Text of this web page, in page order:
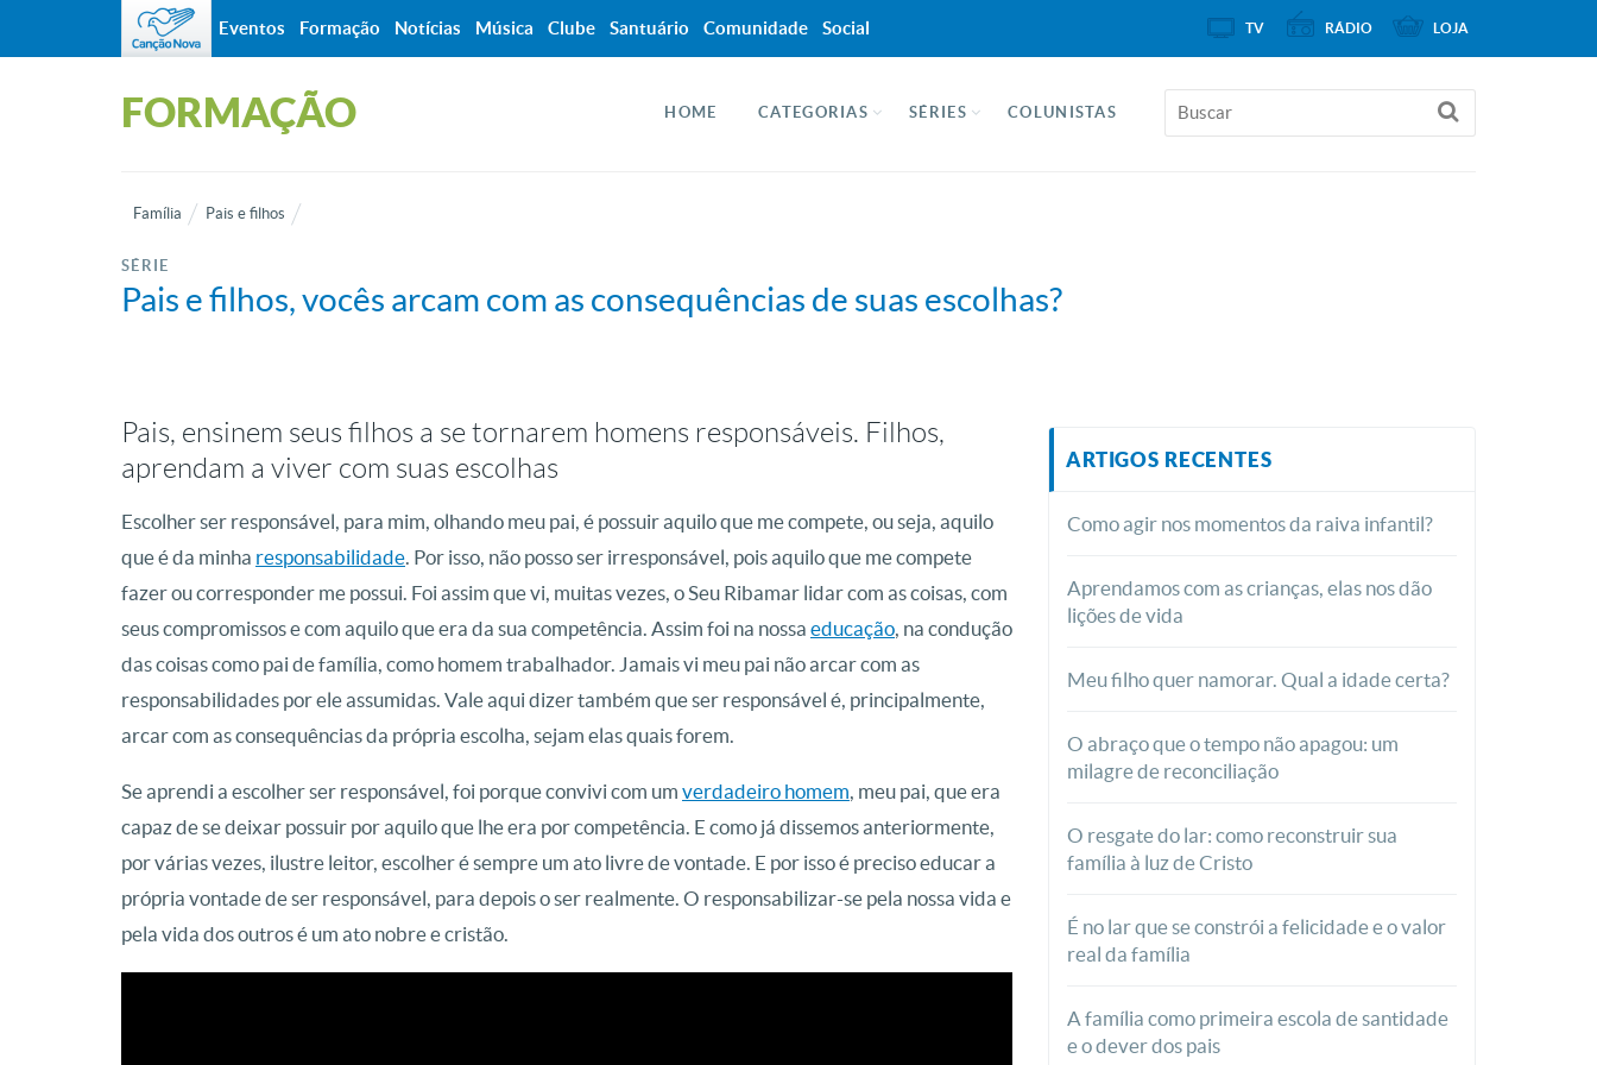
FORMAÇÃO HOME CATEGORIAS SÉRIES COLUNISTAS
Família Pais e filhos
SÉRIE
Pais e filhos, vocês arcam com as consequências de suas escolhas?
Pais, ensinem seus filhos a se tornarem homens responsáveis. Filhos,
aprendam a viver com suas escolhas
Escolher ser responsável, para mim, olhando meu pai, é possuir aquilo que me compete, ou seja, aquilo
que é da minha responsabilidade. Por isso, não posso ser irresponsável, pois aquilo que me compete
fazer ou corresponder me possui. Foi assim que vi, muitas vezes, o Seu Ribamar lidar com as coisas, com
seus compromissos e com aquilo que era da sua competência. Assim foi na nossa educação, na condução
das coisas como pai de família, como homem trabalhador. Jamais vi meu pai não arcar com as
responsabilidades por ele assumidas. Vale aqui dizer também que ser responsável é, principalmente,
arcar com as consequências da própria escolha, sejam elas quais forem.
Se aprendi a escolher ser responsável, foi porque convivi com um verdadeiro homem, meu pai, que era
capaz de se deixar possuir por aquilo que lhe era por competência. E como já dissemos anteriormente,
por várias vezes, ilustre leitor, escolher é sempre um ato livre de vontade. E por isso é preciso educar a
própria vontade de ser responsável, para depois o ser realmente. O responsabilizar-se pela nossa vida e
pela vida dos outros é um ato nobre e cristão.
ARTIGOS RECENTES
Como agir nos momentos da raiva infantil?
Aprendamos com as crianças, elas nos dão
lições de vida
Meu filho quer namorar. Qual a idade certa?
O abraço que o tempo não apagou: um
milagre de reconciliação
O resgate do lar: como reconstruir sua
família à luz de Cristo
É no lar que se constrói a felicidade e o valor
real da família
A família como primeira escola de santidade
e o dever dos pais
Eventos Formação Notícias Música Clube Santuário Comunidade Social TV RÁDIO LOJA